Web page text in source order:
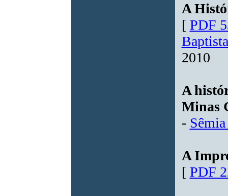
A
[ PDF
Baptista
2010
A
Minas
-
A
[ PDF